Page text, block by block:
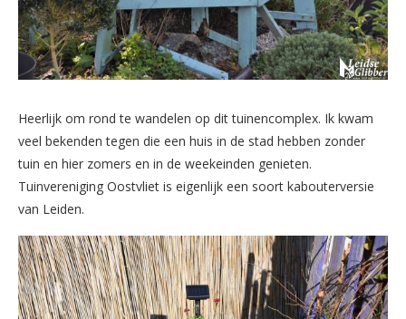
Heerlijk om rond te wandelen op dit tuinencomplex. Ik kwam
veel bekenden tegen die een huis in de stad hebben zonder
tuin en hier zomers en in de weekeinden genieten.
Tuinvereniging Oostvliet is eigenlijk een soort kabouterversie
van Leiden.